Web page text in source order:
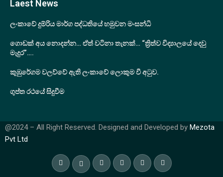
Laest News
ලංකාවේ දුම්රිය මාර්ග පද්ධතියේ හමුවන මංසන්ධි
ගොඩක් අය නොදන්න… ඒත් වටිනා තැනක්… “ත්‍රිත්ව විද්‍යාලයේ දෙවු
මැදුර”….
කුඹුරේගම වලව්වේ ඇති ලංකාවේ ලොකුම වී අටුව.
ගුප්ත රථයේ සිදුවීම
@2024 – All Right Reserved. Designed and Developed by Mezota
Pvt Ltd